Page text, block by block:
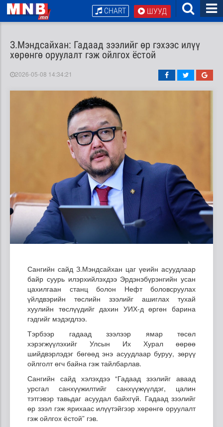
ШУУД
CHART
З.Мэндсайхан: Гадаад зээлийг өр гэхээс илүү
хөрөнгө оруулалт гэж ойлгох ёстой
2026-05-08 14:34:21
Сангийн сайд З.Мэндсайхан цаг үеийн асуудлаар
байр суурь илэрхийлэхдээ Эрдэнэбүрэнгийн усан
цахилгаан станц болон Нефт боловсруулах
үйлдвэрийн төслийн зээлийг ашиглах тухай
хуулийн төслүүдийг дахин УИХ-д өргөн барина
гэдгийг мэдэгдлээ.
Тэрбээр гадаад зээлээр ямар төсөл
хэрэгжүүлэхийг Улсын Их Хурал өөрөө
шийдвэрлэдэг бөгөөд энэ асуудлаар буруу, зөрүү
ойлголт өгч байна гэж тайлбарлав.
Сангийн сайд хэлэхдээ “Гадаад зээлийг аваад
урсгал санхүүжилтийг санхүүжүүлдэг, цалин
тэтгэвэр тавьдаг асуудал байхгүй. Гадаад зээлийг
өр зээл гэж ярихаас илүүтэйгээр хөрөнгө оруулалт
гэж ойлгох ёстой” гэв.